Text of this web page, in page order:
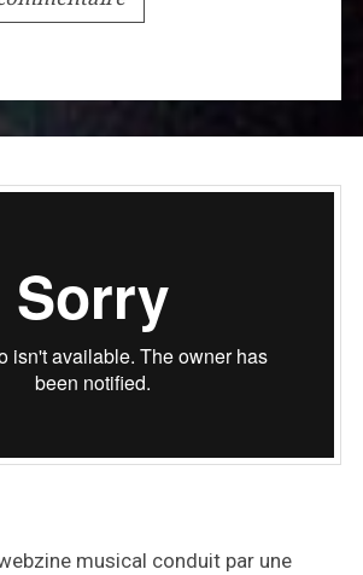
musical conduit par une